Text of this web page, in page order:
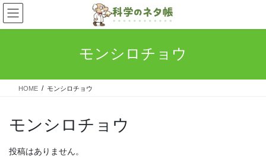
コ
ン
テ
ス
ナ
ビ
ゲ
ン
モンシロチョウ
HOME モンシロチョウ
モンシロチョウ
投稿はありません。